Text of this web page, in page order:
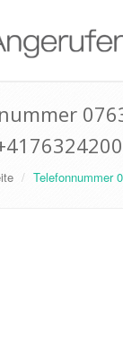
Telefonnummer